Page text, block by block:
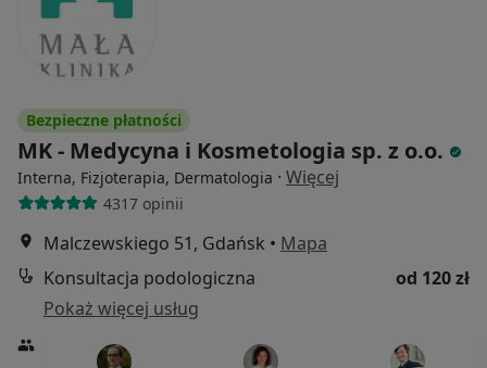
Bezpieczne płatności
MK - Medycyna i Kosmetologia sp. z o.o.
Interna, Fizjoterapia, Dermatologia · Więcej
4317 opinii
Malczewskiego 51, Gdańsk • Mapa
Konsultacja podologiczna
od 120 zł
Pokaż więcej usług